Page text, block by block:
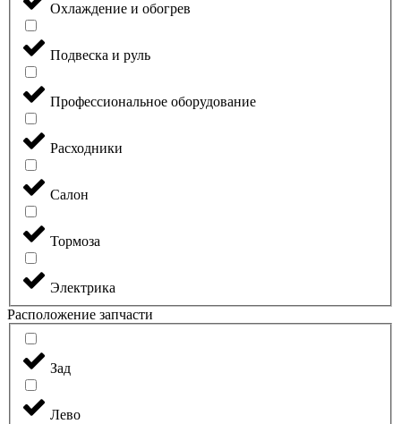
Охлаждение и обогрев
Подвеска и руль
Профессиональное оборудование
Расходники
Салон
Тормоза
Электрика
Расположение запчасти
Зад
Лево